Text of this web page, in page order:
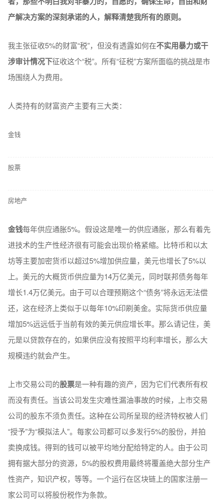
产解决方案的深刻承诺的人，解释清楚我所有的原则。
我主张征收5%的财富“税”，但没有透露如何在不实用暴力或干
涉审计情况下征收这个“税”。所有“征税”方案所面临的挑战是市
场围绕人为费用。
人类持有的财富资产主要有三大类：
金钱
股票
房地产
金钱每年供应通胀5%。假设这是唯一的供应通胀，那么有着先
进技术的生产性经济很有可能会出现价格紧缩。比特币和以太
坊等主要加密货币以超过5%增加供应量，美元也增长了5%以
上。美元的大概货币供应量为14万亿美元，同时联邦债务每年
增长1.4万亿美元。由于可以合理预期这个“债务”将永远无法偿
还，这在经济上类似于以每年10%印刷美金。实际货币供应量
增加5%远远低于当前有效的美元供应增长率。那么请记住，美
元是以贷款存在的，如果供应没有按照平均利率增长，那么大
规模违约就会产生。
上市交易公司的股票是一种有趣的资产，因为它们代表所有权
而没有责任。当该公司发生灾难性漏油事故的时候，上市交易
公司的股东不须负责任。这种在公司所呈现的经济特权被人们
“授予”为“模拟法人”。每家公司都可以多发行5%的股份，并拍
卖换成钱。得到的钱可以被平均地分配给特定的人。由于公司
拥有据大部分的资源，5%的股权费用最终将覆盖绝大部分生产
性资产，知识产权，等等。一个运行在区块链上的国家注册一
家公司可以将股份税作为条款。